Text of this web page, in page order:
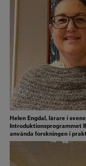
Helen Engdal, lärare i
Introduktionsprogrammet
använda forskningen i